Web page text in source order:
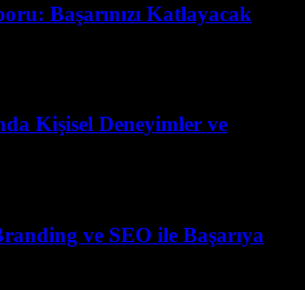
Başarınızı Katlayacak
Kişisel Deneyimler ve
ve SEO ile Başarıya